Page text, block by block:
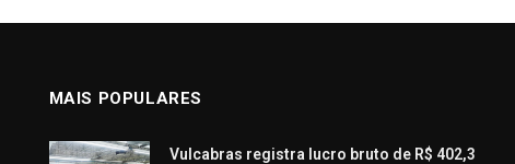
MAIS POPULARES
Vulcabras registra lucro bruto de R$ 402,3